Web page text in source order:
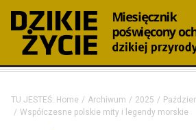
TU JESTEŚ: Home Archiwum 2025
Współczesne polskie mity i legendy morskie